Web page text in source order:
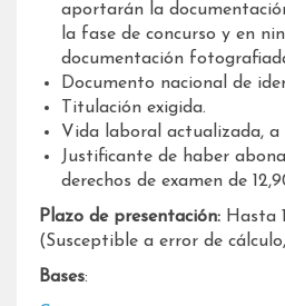
aportarán la
la fase de concurso y en
documentación
Documento nacional de
Titulación exigida.
Vida laboral actualizada, a
Justificante de haber
derechos de examen de
Plazo de presentación: Hasta
(Susceptible a error de
Bases: